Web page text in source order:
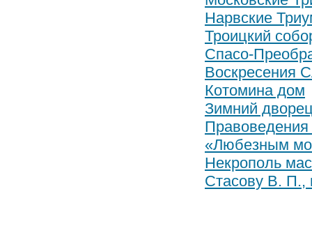
Нарвские
Троицкий
Спасо-
Воскресения
Котомина дом
Зимний
«Любезным
Некрополь
Стасову В. П.,